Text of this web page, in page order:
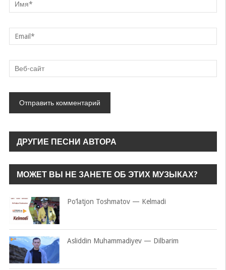
ДРУГИЕ ПЕСНИ АВТОРА
МОЖЕТ ВЫ НЕ ЗАНЕТЕ ОБ ЭТИХ МУЗЫКАХ?
Po’latjon Toshmatov — Kelmadi
Asliddin Muhammadiyev — Dilbarim